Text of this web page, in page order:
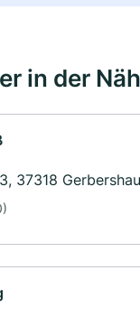
in der
37318